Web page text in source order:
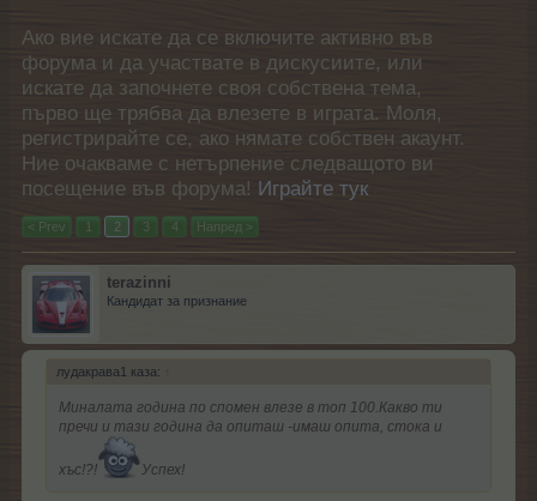
Ако вие искате да се включите активно във
форума и да участвате в дискусиите, или
искате да започнете своя собствена тема,
първо ще трябва да влезете в играта. Моля,
регистрирайте се, ако нямате собствен акаунт.
Ние очакваме с нетърпение следващото ви
посещение във форума! Играйте тук
< Prev 1 2 3 4 Напред >
terazinni
Кандидат за признание
лудакрава1 каза: ↑
Миналата година по спомен влезе в топ 100.Какво ти
пречи и тази година да опиташ -имаш опита, стока и
хъс!?! Успех!